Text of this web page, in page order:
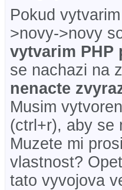
Pokud
>novy->novy
vytvarim
se nachazi na
nenacte
Musim
(ctrl+r), aby se
Muzete mi
vlastnost?
tato vyvojova